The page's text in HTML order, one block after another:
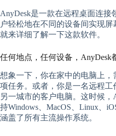
AnyDesk是一款在远程桌面连接
户轻松地在不同的设备间实现
就来详细了解一下这款软件。
任何地点，任何设备，AnyDesk
想象一下，你在家中的电脑上
项任务。或者，你是一名远程
另一城市的客户电脑。这时候
持Windows、MacOS、Linux、
涵盖了所有主流操作系统。